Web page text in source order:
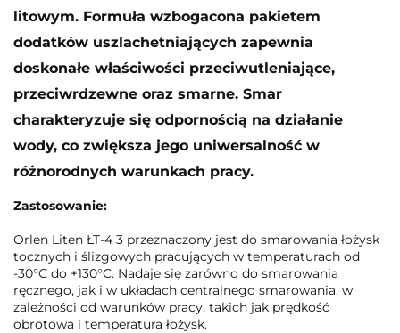
litowym. Formuła wzbogacona pakietem
dodatków uszlachetniających zapewnia
doskonałe właściwości przeciwutleniające,
przeciwrdzewne oraz smarne. Smar
charakteryzuje się odpornością na działanie
wody, co zwiększa jego uniwersalność w
różnorodnych warunkach pracy.
Zastosowanie:
Orlen Liten ŁT-4 3 przeznaczony jest do smarowania łożysk
tocznych i ślizgowych pracujących w temperaturach od
-30°C do +130°C. Nadaje się zarówno do smarowania
ręcznego, jak i w układach centralnego smarowania, w
zależności od warunków pracy, takich jak prędkość
obrotowa i temperatura łożysk.